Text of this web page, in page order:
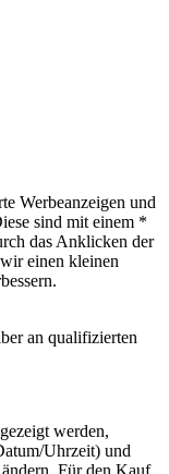
Werbeanzeigen und
sind mit einem *
das Anklicken der
einen kleinen
an qualifizierten
werden,
Uhrzeit) und
Für den Kauf